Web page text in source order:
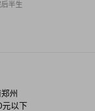
半生
州
元以下